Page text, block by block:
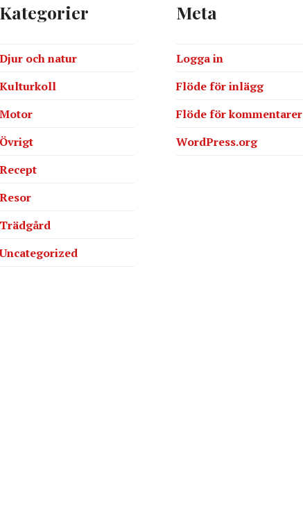
Kategorier
Djur och natur
Kulturkoll
Motor
Övrigt
Recept
Resor
Trädgård
Uncategorized
Meta
Logga in
Flöde för inlägg
Flöde för kommentarer
WordPress.org